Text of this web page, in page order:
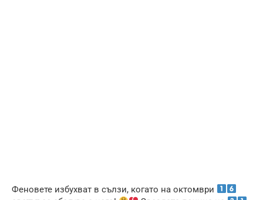
Феновете избухват в сълзи, когато на октомври